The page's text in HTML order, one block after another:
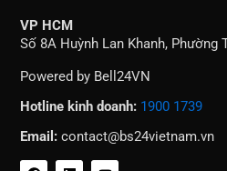
VP HCM
Số 8A Huỳnh Lan Khanh, Phường
Powered by Bell24VN
Hotline kinh doanh: 1900 1739
Email: contact@bs24vietnam.vn
F L Y